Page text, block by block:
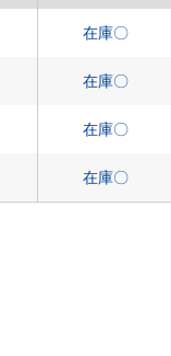
在庫〇
在庫〇
在庫〇
在庫〇